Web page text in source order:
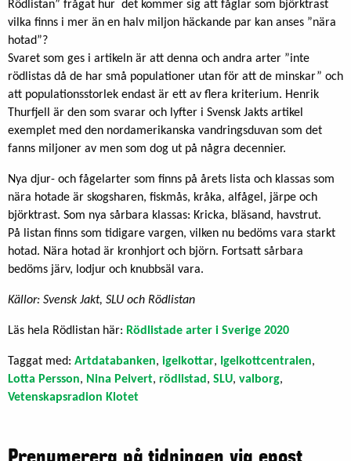
Rödlistan” frågat hur det kommer sig att fåglar som björktrast
vilka finns i mer än en halv miljon häckande par kan anses ”nära
hotad”?
Svaret som ges i artikeln är att denna och andra arter ”inte
rödlistas då de har små populationer utan för att de minskar” och
att populationsstorlek endast är ett av flera kriterium. Henrik
Thurfjell är den som svarar och lyfter i Svensk Jakts artikel
exemplet med den nordamerikanska vandringsduvan som det
fanns miljoner av men som dog ut på några decennier.
Nya djur- och fågelarter som finns på årets lista och klassas som
nära hotade är skogsharen, fiskmås, kråka, alfågel, järpe och
björktrast. Som nya sårbara klassas: Kricka, bläsand, havstrut.
På listan finns som tidigare vargen, vilken nu bedöms vara starkt
hotad. Nära hotad är kronhjort och björn. Fortsatt sårbara
bedöms järv, lodjur och knubbsäl vara.
Källor: Svensk Jakt, SLU och Rödlistan
Läs hela Rödlistan här: Rödlistade arter i Sverige 2020
Taggat med: Artdatabanken, igelkottar, Igelkottcentralen,
Lotta Persson, Nina Peivert, rödlistad , SLU, valborg,
Vetenskapsradion Klotet